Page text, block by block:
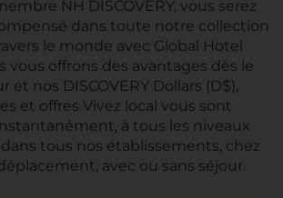
NH DISCOVERY, vous serez
dans toute notre collection
le monde avec Global Hotel
vous offrons des avantages dès le
et nos DISCOVERY Dollars (D$),
et offres Vivez local vous sont
à tous les niveaux
tous nos établissements, chez
avec ou sans séjour.